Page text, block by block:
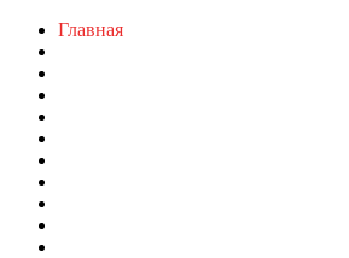
Главная